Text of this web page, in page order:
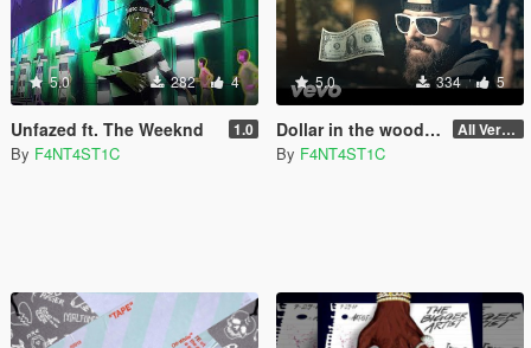
5.0 282 4
Unfazed ft. The Weeknd 1.0
By F4NT4ST1C
5.0 334 5
Dollar in the woods loading screen music All Versions
By F4NT4ST1C